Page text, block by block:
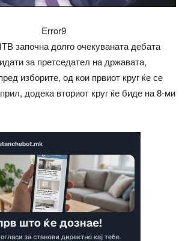
Error9
започна долго очекуваната дебата
за претседател на државата,
изборите, од кои првиот круг ќе се
додека вториот круг ќе биде на 8-ми